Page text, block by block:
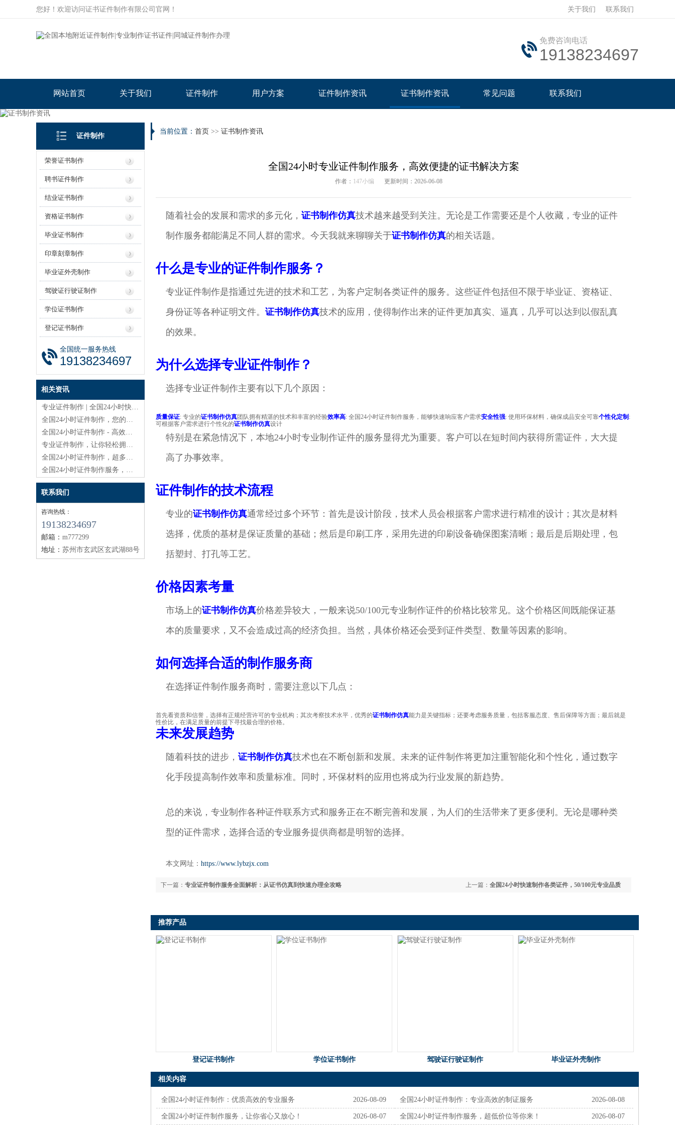
您好！欢迎访问证书证件制作有限公司官网！ 关于我们 联系我们
免费咨询电话
19138234697
网站首页 关于我们 证件制作 用户方案 证件制作资讯 证书制作资讯 常见问题 联系我们
证件制作
荣誉证书制作
聘书证件制作
结业证书制作
资格证书制作
毕业证书制作
印章刻章制作
毕业证外壳制作
驾驶证行驶证制作
学位证书制作
登记证书制作
全国统一服务热线
19138234697
相关资讯
专业证件制作 | 全国24小时快速办理
全国24小时证件制作，您的最佳选择！
全国24小时证件制作 - 高效优质的选择
专业证件制作，让你轻松拥有各类证件！
全国24小时证件制作，超多惊喜等你发现！
全国24小时证件制作服务，本地也能轻松搞定
联系我们
咨询热线：
19138234697
邮箱： m777299
地址： 苏州市玄武区玄武湖88号
当前位置： 首页 >> 证书制作资讯
全国24小时专业证件制作服务，高效便捷的证书解决方案
作者： 147小编 更新时间：2026-06-08
随着社会的发展和需求的多元化， 证书制作仿真技术越来越受到关注。无论是工作需要还是个人收藏，专业的证件
制作服务都能满足不同人群的需求。今天我就来聊聊关于证书制作仿真的相关话题。
什么是专业的证件制作服务？
专业证件制作是指通过先进的技术和工艺，为客户定制各类证件的服务。这些证件包括但不限于毕业证、资格证、
身份证等各种证明文件。 证书制作仿真技术的应用，使得制作出来的证件更加真实、逼真，几乎可以达到以假乱真
的效果。
为什么选择专业证件制作？
选择专业证件制作主要有以下几个原因：
质量保证: 专业的证书制作仿真团队拥有精湛的技术和丰富的经验效率高: 全国24小时证件制作服务，能够快速响应客户需求安全性强: 使用环保材料，确保成品安全可靠个性化定制 :
可根据客户需求进行个性化的证书制作仿真设计
特别是在紧急情况下，本地24小时专业制作证件的服务显得尤为重要。客户可以在短时间内获得所需证件，大大提
高了办事效率。
证件制作的技术流程
专业的证书制作仿真通常经过多个环节：首先是设计阶段，技术人员会根据客户需求进行精准的设计；其次是材料
选择，优质的基材是保证质量的基础；然后是印刷工序，采用先进的印刷设备确保图案清晰；最后是后期处理，包
括塑封、打孔等工艺。
价格因素考量
市场上的证书制作仿真价格差异较大，一般来说50/100元专业制作证件的价格比较常见。这个价格区间既能保证基
本的质量要求，又不会造成过高的经济负担。当然，具体价格还会受到证件类型、数量等因素的影响。
如何选择合适的制作服务商
在选择证件制作服务商时，需要注意以下几点：
首先看资质和信誉，选择有正规经营许可的专业机构；其次考察技术水平，优秀的证书制作仿真能力是关键指标；还要考虑服务质量，包括客服态度、售后保障等方面；最后就是
性价比，在满足质量的前提下寻找最合理的价格。
未来发展趋势
随着科技的进步， 证书制作仿真技术也在不断创新和发展。未来的证件制作将更加注重智能化和个性化，通过数字
化手段提高制作效率和质量标准。同时，环保材料的应用也将成为行业发展的新趋势。
总的来说，专业制作各种证件联系方式和服务正在不断完善和发展，为人们的生活带来了更多便利。无论是哪种类
型的证件需求，选择合适的专业服务提供商都是明智的选择。
本文网址： https://www.lybzjx.com
上一篇： 全国24小时快速制作各类证件，50/100元专业品质
下一篇： 专业证件制作服务全面解析：从证书仿真到快速办理全攻略
推荐产品
登记证书制作 学位证书制作 驾驶证行驶证制作 毕业证外壳制作
相关内容
2026-08-09
全国24小时证件制作：优质高效的专业服务 2026-08-08
全国24小时证件制作：专业高效的制证服务
2026-08-07
全国24小时证件制作服务，让你省心又放心！ 2026-08-07
全国24小时证件制作服务，超低价位等你来！